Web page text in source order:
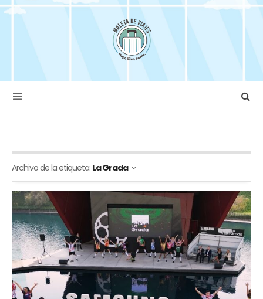
Archivo de la etiqueta: La Grada